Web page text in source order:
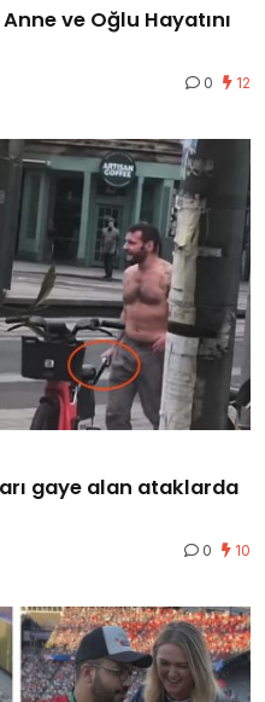
ve Oğlu Hayatını
0 12
gaye alan ataklarda
0 10